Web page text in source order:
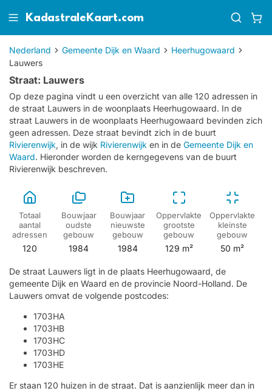
KadastraleKaart.com
Nederland Gemeente Dijk en Waard
Heerhugowaard
Lauwers
Straat: Lauwers
Op deze pagina vindt u een overzicht van alle 120 adressen in
de straat Lauwers in de woonplaats Heerhugowaard. In de
straat Lauwers in de woonplaats Heerhugowaard bevinden zich
geen adressen. Deze straat bevindt zich in de buurt
Rivierenwijk, in de wijk Rivierenwijk en in de Gemeente Dijk en
Waard. Hieronder worden de kerngegevens van de buurt
Rivierenwijk beschreven.
Totaal
aantal
adressen
120
Bouwjaar
oudste
gebouw
1984
Bouwjaar
nieuwste
gebouw
1984
Oppervlakte
grootste
gebouw
129 m²
Oppervlakte
kleinste
gebouw
50 m²
De straat Lauwers ligt in de plaats Heerhugowaard, de
gemeente Dijk en Waard en de provincie Noord-Holland. De
Lauwers omvat de volgende postcodes:
1703HA
1703HB
1703HC
1703HD
1703HE
Er staan 120 huizen in de straat. Dat is aanzienlijk meer dan in